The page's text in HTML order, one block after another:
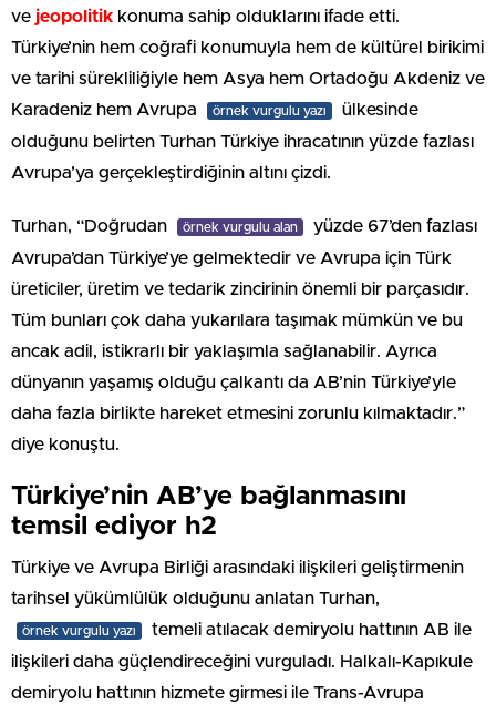
ve jeopolitik konuma sahip olduklarını ifade etti.
Türkiye’nin hem coğrafi konumuyla hem de kültürel birikimi
ve tarihi sürekliliğiyle hem Asya hem Ortadoğu Akdeniz ve
Karadeniz hem Avrupa
örnek vurgulu yazı
ülkesinde
olduğunu belirten Turhan Türkiye ihracatının yüzde fazlası
Avrupa’ya gerçekleştirdiğinin altını çizdi.
Turhan, “Doğrudan örnek vurgulu alan
yüzde 67’den fazlası
Avrupa’dan Türkiye’ye gelmektedir ve Avrupa için Türk
üreticiler, üretim ve tedarik zincirinin önemli bir parçasıdır.
Tüm bunları çok daha yukarılara taşımak mümkün ve bu
ancak adil, istikrarlı bir yaklaşımla sağlanabilir. Ayrıca
dünyanın yaşamış olduğu çalkantı da AB’nin Türkiye’yle
daha fazla birlikte hareket etmesini zorunlu kılmaktadır.”
diye konuştu.
Türkiye’nin AB’ye bağlanmasını
temsil ediyor h2
Türkiye ve Avrupa Birliği arasındaki ilişkileri geliştirmenin
tarihsel yükümlülük olduğunu anlatan Turhan,
örnek vurgulu yazı
temeli atılacak demiryolu hattının AB ile
ilişkileri daha güçlendireceğini vurguladı. Halkalı-Kapıkule
demiryolu hattının hizmete girmesi ile Trans-Avrupa